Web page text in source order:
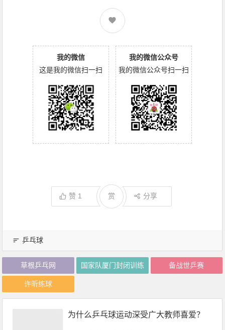
我的微信
这是我的微信扫一扫
我的微信公众号
我的微信公众号扫一扫
赞 1 分享
赏
乒乓球
草根乒乓网 国家队厦门封闭训练 备战世乒赛
许昕练球
为什么乒乓球运动深受广大教师喜爱？